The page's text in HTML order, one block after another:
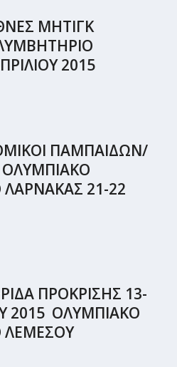
ΜΗΤΙΓΚ
2015
ΠΑΜΠΑΙΔΩΝ/
21-22
ΠΡΟΚΡΙΣΗΣ 13-
2015 ΟΛΥΜΠΙΑΚΟ
ΛΕΜΕΣΟΥ